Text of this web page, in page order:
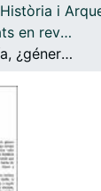
Història i
Articles publicats en revistes (Història i Arqueologia)
La autobiografía, ¿género femenino?